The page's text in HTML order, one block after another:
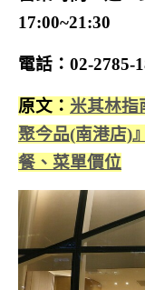
17:00~21:30
電話：02-2785-
原文： 米其林指
聚今品(南港店)
餐、菜單價位